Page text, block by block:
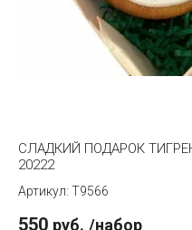
СЛАДКИЙ ПОДАРОК
20222
T9566
550 руб. /набор